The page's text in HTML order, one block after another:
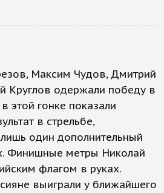
Максим Чудов, Дмитрий
Круглов одержали победу в
этой гонке показали
в стрельбе,
один дополнительный
Финишные метры Николай
флагом в руках.
выиграли у ближайшего